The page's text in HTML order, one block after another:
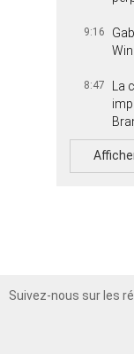
9:16
8:47
La
Suivez-nous sur les